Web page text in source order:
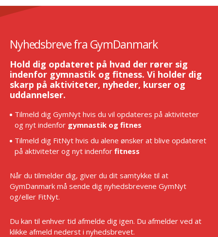
Nyhedsbreve fra GymDanmark
Hold dig opdateret på hvad der rører sig
indenfor gymnastik og fitness. Vi holder dig
skarp på aktiviteter, nyheder, kurser og
uddannelser.
Tilmeld dig GymNyt hvis du vil opdateres på aktiviteter
og nyt indenfor gymnastik og fitnes
Tilmeld dig FitNyt hvis du alene ønsker at blive opdateret
på aktiviteter og nyt indenfor fitness
Når du tilmelder dig, giver du dit samtykke til at
GymDanmark må sende dig nyhedsbrevene GymNyt
og/eller FitNyt.
Du kan til enhver tid afmelde dig igen. Du afmelder ved at
klikke afmeld nederst i nyhedsbrevet.